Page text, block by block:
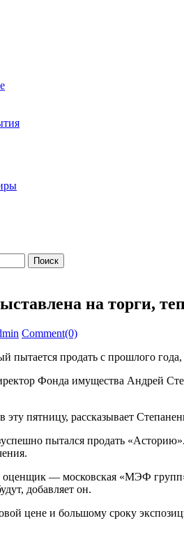
на торги,
Comment(0)
пытается продать с прошлого
Фонда имущества Андрей
эту пятницу, рассказывает
пытался продать «Асторию».
— московская «МЭФ групп»,
добавляет он.
цене и большому сроку